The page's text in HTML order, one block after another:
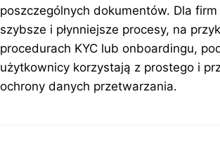
poszczególnych dokumentów. Dla
szybsze i płynniejsze procesy, na
procedurach KYC lub onboardingu,
użytkownicy korzystają z prostego i
ochrony danych przetwarzania.